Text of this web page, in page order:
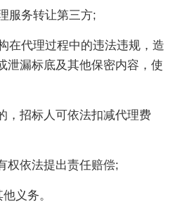
服务转让第三方;
在代理过程中的违法违规，造
泄漏标底及其他保密内容，使
，招标人可依法扣减代理费
权依法提出责任赔偿;
义务。